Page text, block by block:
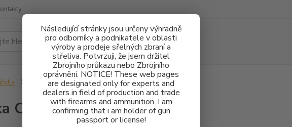
Následující stránky jsou určeny výhradně
pro odborníky a podnikatele v oblasti
výroby a prodeje sřelných zbraní a
střeliva. Potvrzuji, že jsem držitel
Zbrojního průkazu nebo Zbrojního
oprávnění. NOTICE! These web pages
are designated only for experts and
dealers in field of production and trade
with firearms and ammunition. I am
confirming that i am holder of gun
passport or license!
Hledat
Muška CZ 75 FO 1,5mm - 3,3mm
CZ 75 FO 1,5mm - 3,3mm